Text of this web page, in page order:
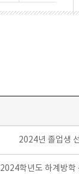
2024년 졸업생
2024학년도 하계방학